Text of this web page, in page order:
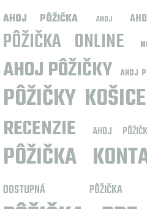
AHOJ PÔŽIČKA AHOJ
PÔŽIČKA ONLINE
AHOJ PÔŽIČKY AHOJ
PÔŽIČKY KOŠICE
RECENZIE
AHOJ
PÔŽIČKA
DOSTUPNÁ PÔŽIČKA